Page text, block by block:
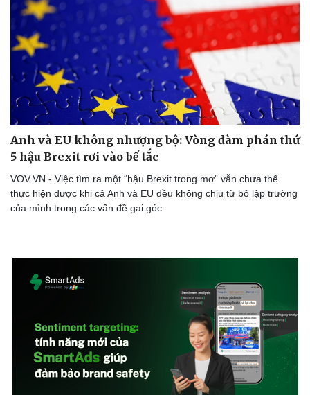
Anh và EU không nhượng bộ: Vòng đàm phán thứ
5 hậu Brexit rơi vào bế tắc
VOV.VN - Việc tìm ra một “hậu Brexit trong mơ” vẫn chưa thể
thực hiện được khi cả Anh và EU đều không chịu từ bỏ lập trường
của mình trong các vấn đề gai góc.